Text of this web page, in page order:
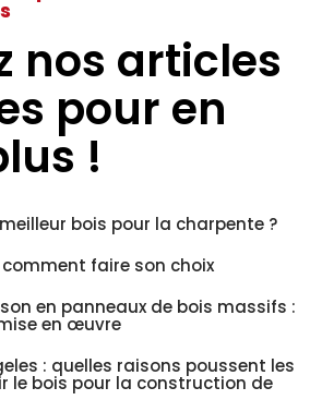
nos articles
pour en
!
bois pour la charpente ?
faire son choix
en panneaux de bois massifs :
en œuvre
: quelles raisons poussent les
le bois pour la construction de